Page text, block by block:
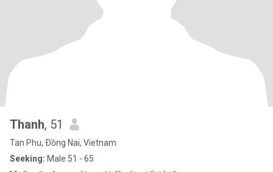
Thanh, 51
Tan Phu, Ðồng Nai, Vietnam
Seeking: Male 51 - 65